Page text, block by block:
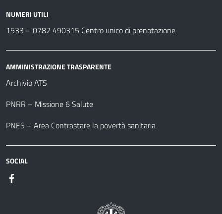
NUMERI UTILI
1533 – 0782 490315 Centro unico di prenotazione
AMMINISTRAZIONE TRASPARENTE
Archivio ATS
PNRR – Missione 6 Salute
PNES – Area Contrastare la povertà sanitaria
SOCIAL